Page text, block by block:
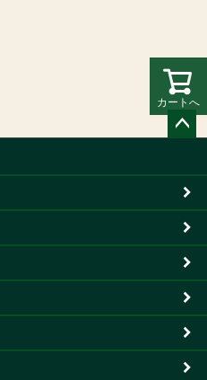
カートへ
ップ